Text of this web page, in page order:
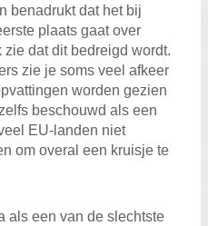
benadrukt dat het bij
plaats gaat over
dat dit bedreigd wordt.
zie je soms veel afkeer
worden gezien
beschouwd als een
EU-landen niet
om overal een kruisje te
als een van de slechtste